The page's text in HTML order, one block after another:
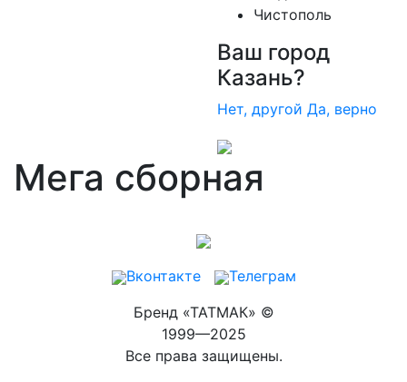
Чистополь
Ваш город
Казань?
Нет, другой Да, верно
Мега сборная
Вконтакте
Телеграм
Бренд «ТАТМАК» ©
1999—2025
Все права защищены.